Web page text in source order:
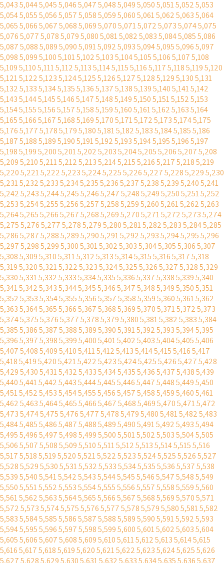
5,0435,0445,0455,0465,0475,0485,0495,0505,0515,0525,053
5,0545,0555,0565,0575,0585,0595,0605,0615,0625,0635,064
5,0655,0665,0675,0685,0695,0705,0715,0725,0735,0745,075
5,0765,0775,0785,0795,0805,0815,0825,0835,0845,0855,086
5,0875,0885,0895,0905,0915,0925,0935,0945,0955,0965,097
5,0985,0995,1005,1015,1025,1035,1045,1055,1065,1075,108
5,1095,1105,1115,1125,1135,1145,1155,1165,1175,1185,1195,120
5,1215,1225,1235,1245,1255,1265,1275,1285,1295,1305,131
5,1325,1335,1345,1355,1365,1375,1385,1395,1405,1415,142
5,1435,1445,1455,1465,1475,1485,1495,1505,1515,1525,153
5,1545,1555,1565,1575,1585,1595,1605,1615,1625,1635,164
5,1655,1665,1675,1685,1695,1705,1715,1725,1735,1745,175
5,1765,1775,1785,1795,1805,1815,1825,1835,1845,1855,186
5,1875,1885,1895,1905,1915,1925,1935,1945,1955,1965,197
5,1985,1995,2005,2015,2025,2035,2045,2055,2065,2075,208
5,2095,2105,2115,2125,2135,2145,2155,2165,2175,2185,219
5,2205,2215,2225,2235,2245,2255,2265,2275,2285,2295,230
5,2315,2325,2335,2345,2355,2365,2375,2385,2395,2405,241
5,2425,2435,2445,2455,2465,2475,2485,2495,2505,2515,252
5,2535,2545,2555,2565,2575,2585,2595,2605,2615,2625,263
5,2645,2655,2665,2675,2685,2695,2705,2715,2725,2735,274
5,2755,2765,2775,2785,2795,2805,2815,2825,2835,2845,285
5,2865,2875,2885,2895,2905,2915,2925,2935,2945,2955,296
5,2975,2985,2995,3005,3015,3025,3035,3045,3055,3065,307
5,3085,3095,3105,3115,3125,3135,3145,3155,3165,3175,318
5,3195,3205,3215,3225,3235,3245,3255,3265,3275,3285,329
5,3305,3315,3325,3335,3345,3355,3365,3375,3385,3395,340
5,3415,3425,3435,3445,3455,3465,3475,3485,3495,3505,351
5,3525,3535,3545,3555,3565,3575,3585,3595,3605,3615,362
5,3635,3645,3655,3665,3675,3685,3695,3705,3715,3725,373
5,3745,3755,3765,3775,3785,3795,3805,3815,3825,3835,384
5,3855,3865,3875,3885,3895,3905,3915,3925,3935,3945,395
5,3965,3975,3985,3995,4005,4015,4025,4035,4045,4055,406
5,4075,4085,4095,4105,4115,4125,4135,4145,4155,4165,417
5,4185,4195,4205,4215,4225,4235,4245,4255,4265,4275,428
5,4295,4305,4315,4325,4335,4345,4355,4365,4375,4385,439
5,4405,4415,4425,4435,4445,4455,4465,4475,4485,4495,450
5,4515,4525,4535,4545,4555,4565,4575,4585,4595,4605,461
5,4625,4635,4645,4655,4665,4675,4685,4695,4705,4715,472
5,4735,4745,4755,4765,4775,4785,4795,4805,4815,4825,483
5,4845,4855,4865,4875,4885,4895,4905,4915,4925,4935,494
5,4955,4965,4975,4985,4995,5005,5015,5025,5035,5045,505
5,5065,5075,5085,5095,5105,5115,5125,5135,5145,5155,516
5,5175,5185,5195,5205,5215,5225,5235,5245,5255,5265,527
5,5285,5295,5305,5315,5325,5335,5345,5355,5365,5375,538
5,5395,5405,5415,5425,5435,5445,5455,5465,5475,5485,549
5,5505,5515,5525,5535,5545,5555,5565,5575,5585,5595,560
5,5615,5625,5635,5645,5655,5665,5675,5685,5695,5705,571
5,5725,5735,5745,5755,5765,5775,5785,5795,5805,5815,582
5,5835,5845,5855,5865,5875,5885,5895,5905,5915,5925,593
5,5945,5955,5965,5975,5985,5995,6005,6015,6025,6035,604
5,6055,6065,6075,6085,6095,6105,6115,6125,6135,6145,615
5,6165,6175,6185,6195,6205,6215,6225,6235,6245,6255,626